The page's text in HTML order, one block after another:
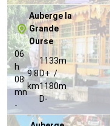
Auberge la
Grande
Ourse
06
h
08
mn
-
9.8
km
1133m
D+ /
1180m
D-